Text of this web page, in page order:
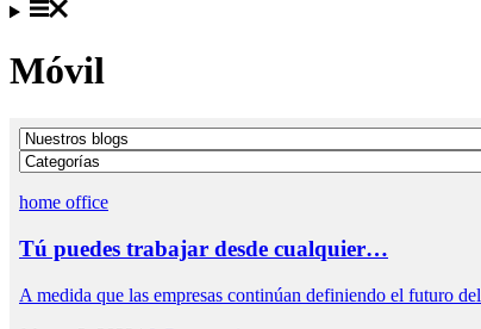
Móvil
home office
Tú puedes trabajar desde cualquier…
A medida que las empresas continúan definiendo el futuro